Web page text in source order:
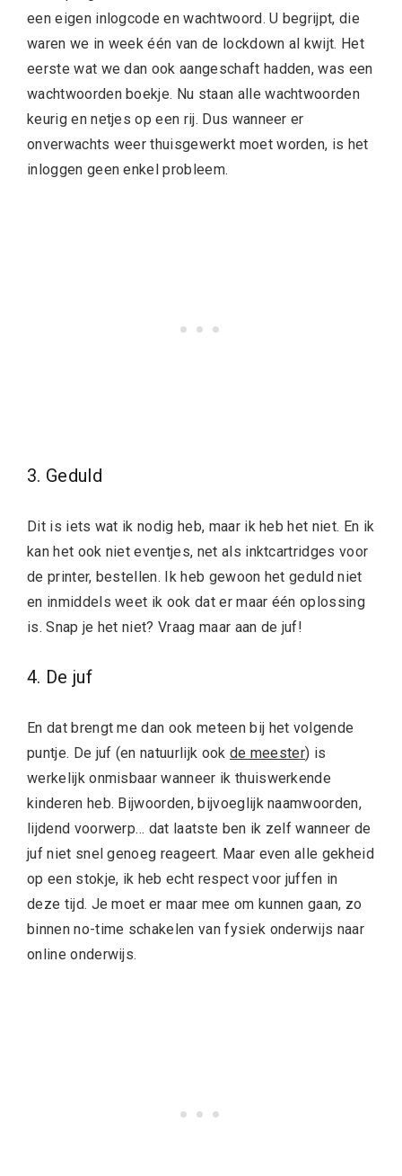
een eigen inlogcode en wachtwoord. U begrijpt, die
waren we in week één van de lockdown al kwijt. Het
eerste wat we dan ook aangeschaft hadden, was een
wachtwoorden boekje. Nu staan alle wachtwoorden
keurig en netjes op een rij. Dus wanneer er
onverwachts weer thuisgewerkt moet worden, is het
inloggen geen enkel probleem.
3. Geduld
Dit is iets wat ik nodig heb, maar ik heb het niet. En ik
kan het ook niet eventjes, net als inktcartridges voor
de printer, bestellen. Ik heb gewoon het geduld niet
en inmiddels weet ik ook dat er maar één oplossing
is. Snap je het niet? Vraag maar aan de juf!
4. De juf
En dat brengt me dan ook meteen bij het volgende
puntje. De juf (en natuurlijk ook de meester) is
werkelijk onmisbaar wanneer ik thuiswerkende
kinderen heb. Bijwoorden, bijvoeglijk naamwoorden,
lijdend voorwerp… dat laatste ben ik zelf wanneer de
juf niet snel genoeg reageert. Maar even alle gekheid
op een stokje, ik heb echt respect voor juffen in
deze tijd. Je moet er maar mee om kunnen gaan, zo
binnen no-time schakelen van fysiek onderwijs naar
online onderwijs.